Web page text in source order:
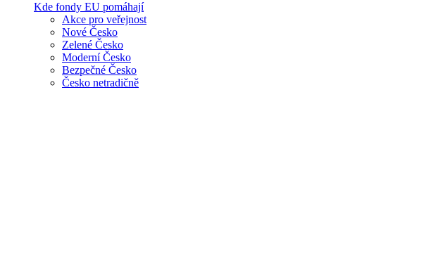
Kde fondy EU pomáhají
Akce pro veřejnost
Nové Česko
Zelené Česko
Moderní Česko
Bezpečné Česko
Česko netradičně